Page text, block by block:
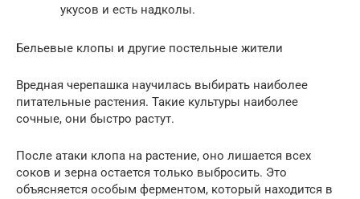
укусов и есть надколы.
Бельевые клопы и другие постельные жители
Вредная черепашка научилась выбирать наиболее
питательные растения. Такие культуры наиболее
сочные, они быстро растут.
После атаки клопа на растение, оно лишается всех
соков и зерна остается только выбросить. Это
объясняется особым ферментом, который находится в